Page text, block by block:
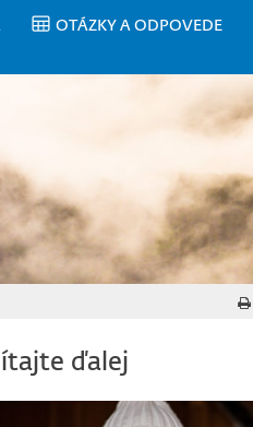
OTÁZKY A ODPOVEDE
ďalej